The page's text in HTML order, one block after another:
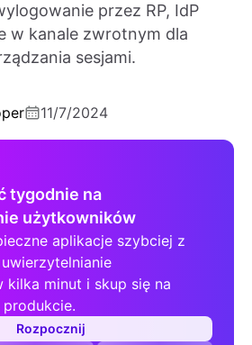
przez RP, IdP
w kanale zwrotnym dla
sesjami.
11/7/2024
tygodnie na
użytkowników
aplikacje szybciej z
minut i skup się na
produkcie.
Rozpocznij